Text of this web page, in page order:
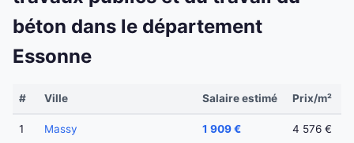
béton dans le département
Essonne
# Ville Salaire estimé Prix/m²
1 Massy 1 909 € 4 576 €